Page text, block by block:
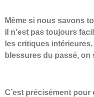
Même si nous savons
il n’est pas toujours
les critiques
blessures du passé,
C’est précisément pour